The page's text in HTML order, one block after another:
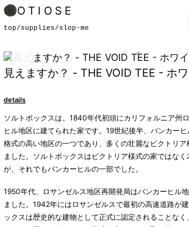
OTIOSE
top/supplies/slop-me
見えますか？ - THE VOID TEE - ホワ
details
ソルトボックスは、1840年代初頭にカリフォルニア州
ヒル地区に建てられた家です。19世紀後半、バンカー
格式の高い地区の一つであり、多くの壮麗なビクトリ
ました。ソルトボックスはビクトリア様式の家ではな
が、それでもバンカーヒルの一部でした。
1950年代、ロサンゼルス地区再開発局はバンカーヒル
ました。1942年にはロサンゼルスで最初の高速道路が
ックスは歴史的な建物として正式に認定されることな